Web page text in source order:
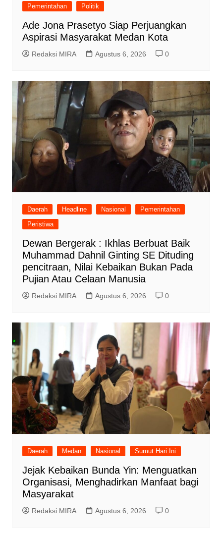
Pemerintahan
Politik
Ade Jona Prasetyo Siap Perjuangkan
Aspirasi Masyarakat Medan Kota
Redaksi MIRA Agustus 6, 2026 0
Daerah Headline Nasional
Pemerintahan
Peristiwa
Dewan Bergerak : Ikhlas Berbuat Baik
Muhammad Dahnil Ginting SE Dituding
pencitraan, Nilai Kebaikan Bukan Pada
Pujian Atau Celaan Manusia
Redaksi MIRA Agustus 6, 2026 0
Daerah Medan Nasional Sumut Hari Ini
Jejak Kebaikan Bunda Yin: Menguatkan
Organisasi, Menghadirkan Manfaat bagi
Masyarakat
Redaksi MIRA Agustus 6, 2026 0